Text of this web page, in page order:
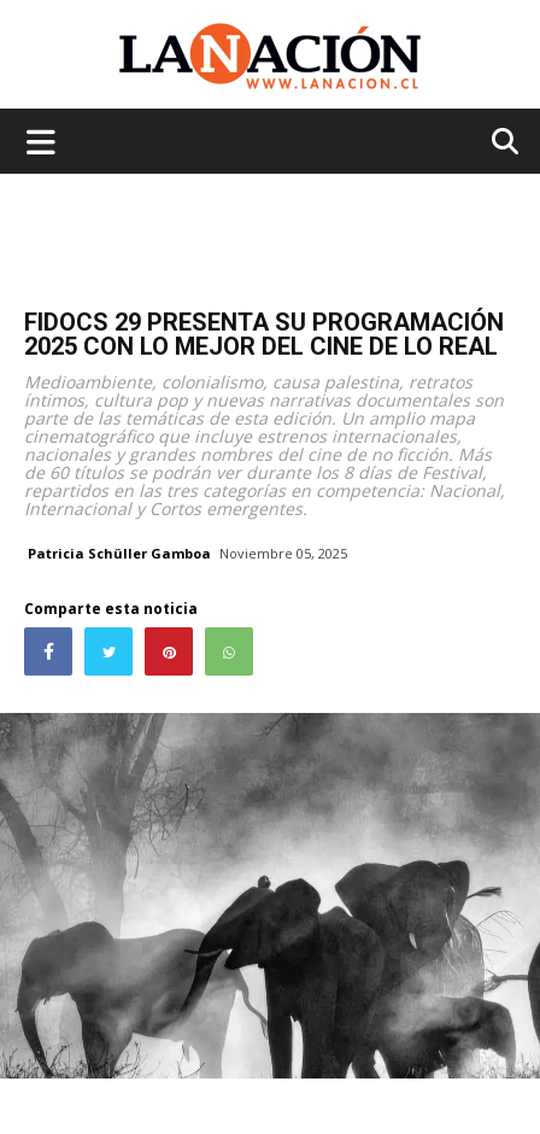
FIDOCS 29 PRESENTA SU PROGRAMACIÓN
2025 CON LO MEJOR DEL CINE DE LO REAL
Medioambiente, colonialismo, causa palestina, retratos
íntimos, cultura pop y nuevas narrativas documentales son
parte de las temáticas de esta edición. Un amplio mapa
cinematográfico que incluye estrenos internacionales,
nacionales y grandes nombres del cine de no ficción. Más
de 60 títulos se podrán ver durante los 8 días de Festival,
repartidos en las tres categorías en competencia: Nacional,
Internacional y Cortos emergentes.
Patricia Schüller Gamboa Noviembre 05, 2025
Comparte esta noticia